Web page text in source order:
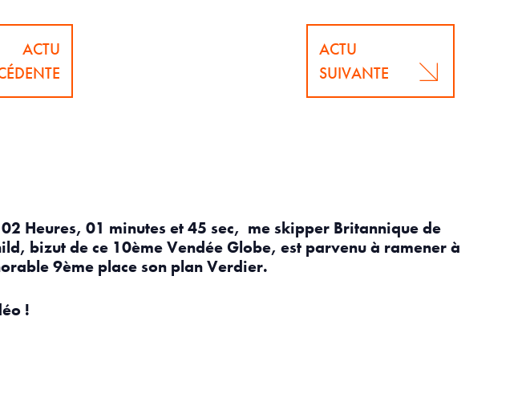
ACTU
ACTU
SUIVANTE
Heures, 01 minutes et 45 sec, me skipper Britannique de
bizut de ce 10ème Vendée Globe, est parvenu à ramener à
9ème place son plan Verdier.
!